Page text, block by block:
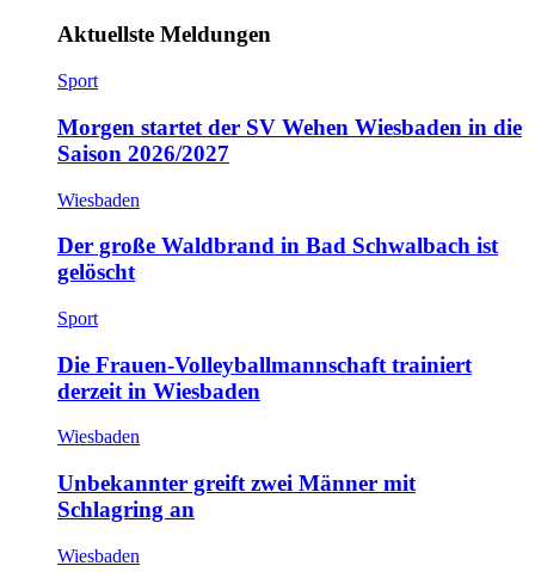
Aktuellste Meldungen
Sport
Morgen startet der SV Wehen Wiesbaden in die
Saison 2026/2027
Wiesbaden
Der große Waldbrand in Bad Schwalbach ist
gelöscht
Sport
Die Frauen-Volleyballmannschaft trainiert
derzeit in Wiesbaden
Wiesbaden
Unbekannter greift zwei Männer mit
Schlagring an
Wiesbaden